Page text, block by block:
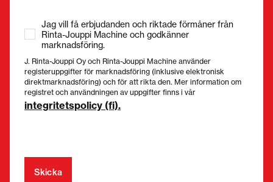
Jag vill få erbjudanden och riktade förmåner från
Rinta-Jouppi Machine och godkänner
marknadsföring.
J. Rinta-Jouppi Oy och Rinta-Jouppi Machine använder
registeruppgifter för marknadsföring (inklusive elektronisk
direktmarknadsföring) och för att rikta den. Mer information om
registret och användningen av uppgifter finns i vår
integritetspolicy (fi).